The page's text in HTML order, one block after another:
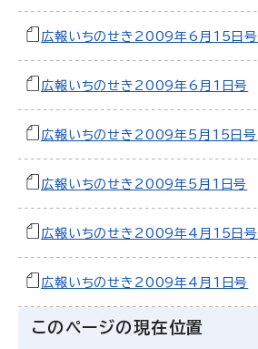
広報いちのせき2009年6月15日号
広報いちのせき2009年6月1日号
広報いちのせき2009年5月15日号
広報いちのせき2009年5月1日号
広報いちのせき2009年4月15日号
広報いちのせき2009年4月1日号
このページの現在位置